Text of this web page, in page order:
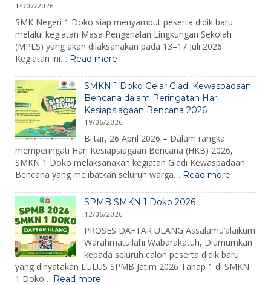
14/07/2026
SMK Negeri 1 Doko siap menyambut peserta didik baru
melalui kegiatan Masa Pengenalan Lingkungan Sekolah
(MPLS) yang akan dilaksanakan pada 13–17 Juli 2026.
Kegiatan ini… Read more
Ramah
2026:
Membangun
Karakter,
Mengenalkan
Lingkungan,
dan
Menumbuhkan
Semangat
Belajar
SMKN 1 Doko Gelar Gladi Kewaspadaan
Bencana dalam Peringatan Hari
Kesiapsiagaan Bencana 2026
19/06/2026
Blitar, 26 April 2026 – Dalam rangka
memperingati Hari Kesiapsiagaan Bencana (HKB) 2026,
SMKN 1 Doko melaksanakan kegiatan Gladi Kewaspadaan
Bencana yang melibatkan seluruh warga… Read more
1
Gladi
dalam
SPMB SMKN 1 Doko 2026
12/06/2026
PROSES DAFTAR ULANG Assalamu’alaikum
Warahmatullahi Wabarakatuh, Diumumkan
kepada seluruh calon peserta didik baru
yang dinyatakan LULUS SPMB Jatim 2026 Tahap 1 di SMKN
1 Doko… Read more